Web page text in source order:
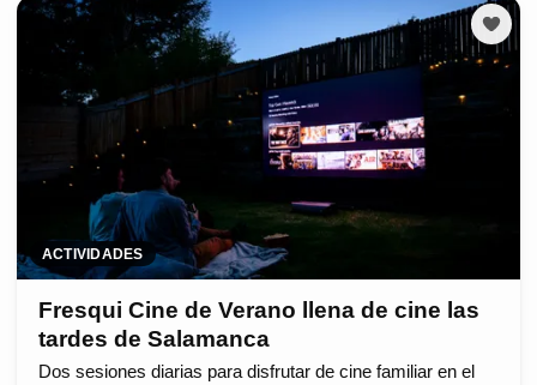
ACTIVIDADES
Fresqui Cine de Verano llena de cine las
tardes de Salamanca
Dos sesiones diarias para disfrutar de cine familiar en el